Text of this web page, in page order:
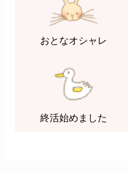
おとなオシャレ
終活始めました